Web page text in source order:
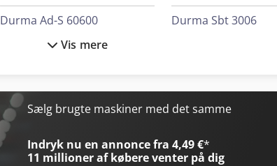
Durma Ad-S 60600
Durma Ad-S 80800
Durma Ad-Servo 30220
Durma Hd-F 3015
Durma Sbt 3006
Vis mere
Sælg brugte maskiner med det samme
Indryk nu en annonce fra 4,49 €*
11 millioner af købereventer på dig